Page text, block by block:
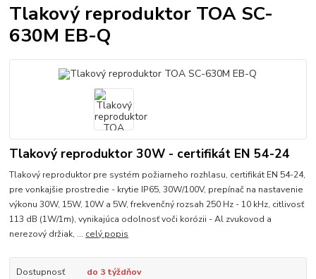
Tlakový reproduktor TOA SC-
630M EB-Q
Tlakový reproduktor 30W - certifikát EN 54-24
Tlakový reproduktor pre systém požiarneho rozhlasu, certifikát EN 54-24,
pre vonkajšie prostredie - krytie IP65, 30W/100V, prepínač na nastavenie
výkonu 30W, 15W, 10W a 5W, frekvenčný rozsah 250 Hz - 10 kHz, citlivosť
113 dB (1W/1m), vynikajúca odolnosť voči korózii - Al zvukovod a
nerezový držiak, ... celý popis
Dostupnosť do 3 týždňov